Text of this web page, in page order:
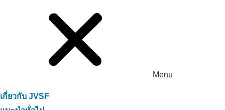
Menu
เกี่ยวกับ JVSF